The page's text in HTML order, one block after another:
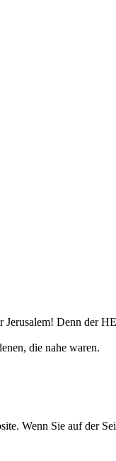
Denn der
die nahe waren.
Wenn Sie auf der